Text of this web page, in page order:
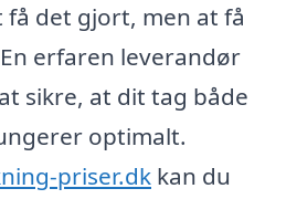
få det gjort, men at få
erfaren leverandør
sikre, at dit tag både
optimalt.
priser.dk kan du